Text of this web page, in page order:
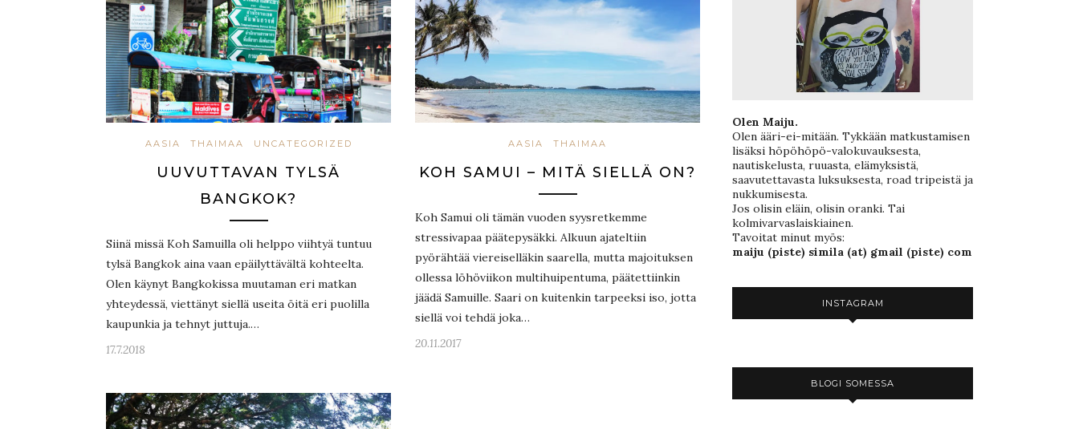
AASIA THAIMAA UNCATEGORIZED
UUVUTTAVAN TYLSÄ
BANGKOK?
Siinä missä Koh Samuilla oli helppo viihtyä tuntuu
tylsä Bangkok aina vaan epäilyttävältä kohteelta.
Olen käynyt Bangkokissa muutaman eri matkan
yhteydessä, viettänyt siellä useita öitä eri puolilla
kaupunkia ja tehnyt juttuja.…
17.7.2018
AASIA THAIMAA
KOH SAMUI – MITÄ SIELLÄ ON?
Koh Samui oli tämän vuoden syysretkemme
stressivapaa päätepysäkki. Alkuun ajateltiin
pyörähtää viereiselläkin saarella, mutta majoituksen
ollessa löhöviikon multihuipentuma, päätettiinkin
jäädä Samuille. Saari on kuitenkin tarpeeksi iso, jotta
siellä voi tehdä joka…
20.11.2017
Olen Maiju.
Olen ääri-ei-mitään. Tykkään matkustamisen
lisäksi höpöhöpö-valokuvauksesta,
nautiskelusta, ruuasta, elämyksistä,
saavutettavasta luksuksesta, road tripeistä ja
nukkumisesta.
Jos olisin eläin, olisin oranki. Tai
kolmivarvaslaiskiainen.
Tavoitat minut myös:
maiju (piste) simila (at) gmail (piste) com
INSTAGRAM
BLOGI SOMESSA